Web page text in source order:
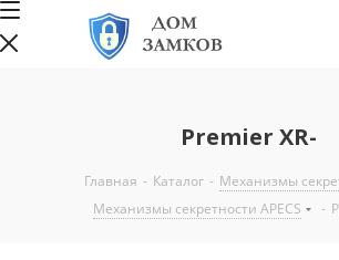
Premier XR-
Главная - Каталог - Механизмы
Механизмы секретности APECS
-